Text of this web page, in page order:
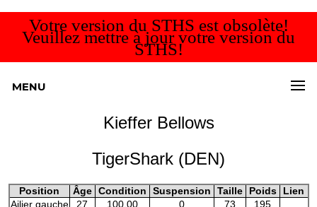
Votre version du STHS est obsolète!
Veuillez mettre à jour votre version du
STHS!
MENU
Kieffer Bellows
TigerShark (DEN)
Position Âge Condition Suspension Taille Poids
Lien
Ailier gauche
27 100.00 0 73
195